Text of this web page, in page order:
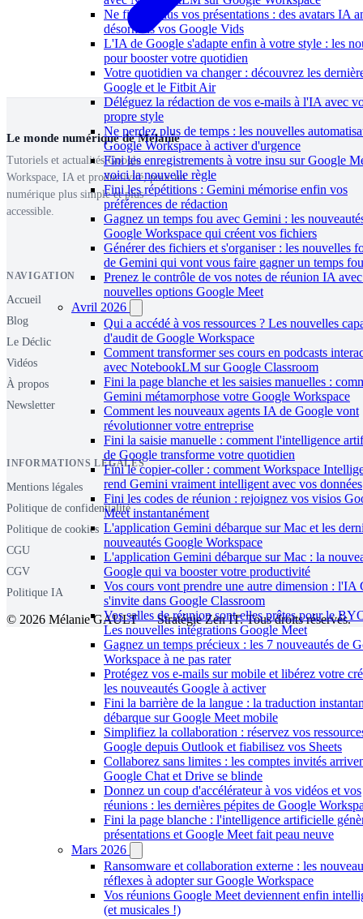
Ne filmez plus vos présentations : des avatars IA
désormais vos Google Vids
L'IA de Google s'adapte enfin à votre style : les
pour booster votre quotidien
Votre quotidien va changer : découvrez les
Google et le Fitbit Air
Déléguez la rédaction de vos e-mails à l'IA avec
propre style
Ne perdez plus de temps : les nouvelles
Google Workspace à activer d'urgence
Fini les enregistrements à votre insu sur Google
voici la nouvelle règle
Fini les répétitions : Gemini mémorise enfin vos
préférences de rédaction
Gagnez un temps fou avec Gemini : les
Google Workspace qui créent vos fichiers
Générer des fichiers et s'organiser : les nouvelles
de Gemini qui vont vous faire gagner un temps fou
Prenez le contrôle de vos notes de réunion IA
nouvelles options Google Meet
Avril 2026
Qui a accédé à vos ressources ? Les nouvelles
d'audit de Google Workspace
Comment transformer ses cours en podcasts
avec NotebookLM sur Google Classroom
Fini la page blanche et les saisies manuelles :
Gemini métamorphose votre Google Workspace
Comment les nouveaux agents IA de Google vont
révolutionner votre entreprise
Fini la saisie manuelle : comment l'intelligence
de Google transforme votre quotidien
Fini le copier-coller : comment Workspace
rend Gemini vraiment intelligent avec vos données
Fini les codes de réunion : rejoignez vos visios
Meet instantanément
L'application Gemini débarque sur Mac et les
nouveautés Google Workspace
L'application Gemini débarque sur Mac : la
Google qui va booster votre productivité
Vos cours vont prendre une autre dimension : l'IA
s'invite dans Google Classroom
Vos salles de réunion sont-elles prêtes pour le
Les nouvelles intégrations Google Meet
Gagnez un temps précieux : les 7 nouveautés de
Workspace à ne pas rater
Protégez vos e-mails sur mobile et libérez votre
les nouveautés Google à activer
Fini la barrière de la langue : la traduction
débarque sur Google Meet mobile
Simplifiez la collaboration : réservez vos
Google depuis Outlook et fiabilisez vos Sheets
Collaborez sans limites : les comptes invités
Google Chat et Drive se blinde
Donnez un coup d'accélérateur à vos vidéos et vos
réunions : les dernières pépites de Google
Fini la page blanche : l'intelligence artificielle
présentations et Google Meet fait peau neuve
Mars 2026
Ransomware et collaboration externe : les
réflexes à adopter sur Google Workspace
Vos réunions Google Meet deviennent enfin
(et musicales !)
Le monde numérique de Mélanie
Tutoriels et actualités Google
Workspace, IA et productivité, pour un
numérique plus simple et plus
accessible.
NAVIGATION
Accueil
Blog
Le Déclic
Vidéos
À propos
Newsletter
INFORMATIONS LÉGALES
Mentions légales
Politique de confidentialité
Politique de cookies
CGU
CGV
Politique IA
© 2026 Mélanie GAULT — Stratégie Zen IT. Tous droits réservés.